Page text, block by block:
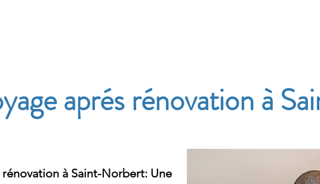
aprés rénovation à
à Saint-Norbert: Une